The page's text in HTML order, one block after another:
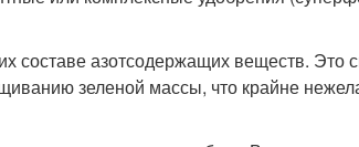
составе азотсодержащих веществ. Это
зеленой массы, что крайне